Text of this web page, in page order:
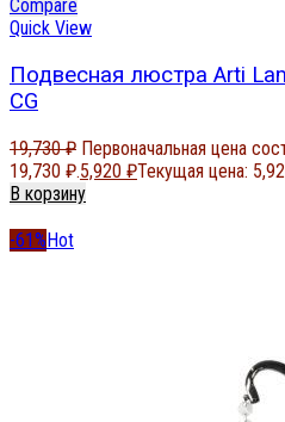
Compare
Quick View
Подвесная люстра Arti
CG
19,730₽ Первоначальная цена
19,730 ₽.5,920 ₽Текущая цена:
В корзину
-61%Hot